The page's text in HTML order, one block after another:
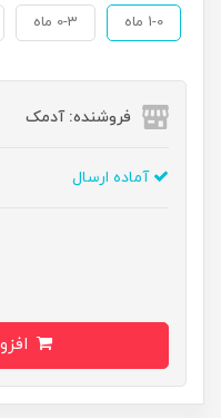
1-0 ماه 0-3 ماه
فروشنده: آدمک
آماده ارسال